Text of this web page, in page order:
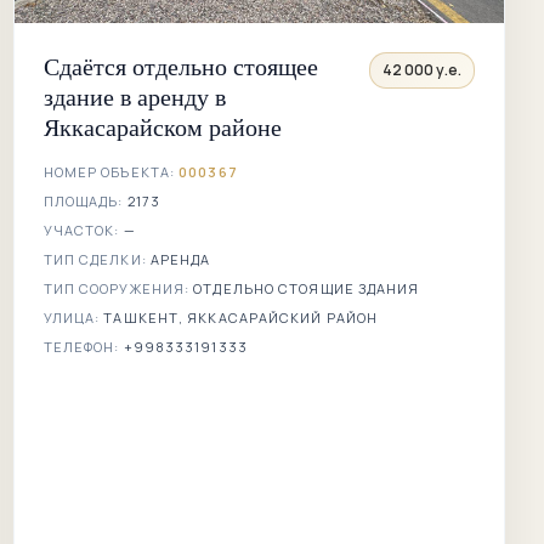
Сдаётся отдельно стоящее
здание в аренду в
Яккасарайском районе
42 000 у.е.
НОМЕР ОБЪЕКТА:000367
ПЛОЩАДЬ: 2173
УЧАСТОК: —
ТИП СДЕЛКИ: АРЕНДА
ТИП СООРУЖЕНИЯ:ОТДЕЛЬНО СТОЯЩИЕ ЗДАНИЯ
УЛИЦА:ТАШКЕНТ, ЯККАСАРАЙСКИЙ РАЙОН
ТЕЛЕФОН: +998333191333